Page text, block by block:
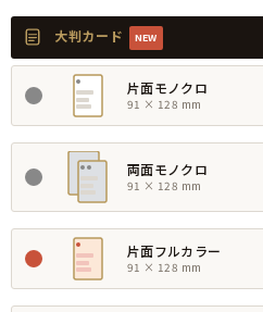
大判カード NEW
片面モノクロ
91 × 128 mm
両面モノクロ
91 × 128 mm
片面フルカラー
91 × 128 mm